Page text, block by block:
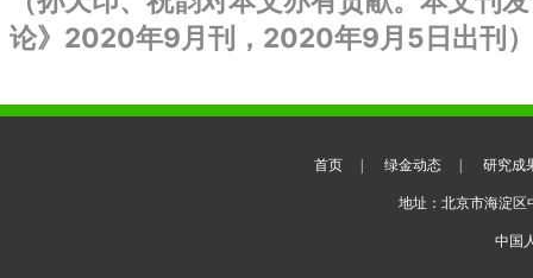
论》2020年9月刊，2020年9月5日出刊
首页 |绿金动态 |研究成
地址：北京市海淀区
中国